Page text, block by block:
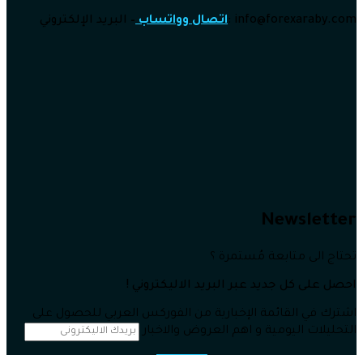
اتصال وواتساب– البريد الإلكتروني: info@forexaraby.com
Newsletter
تحتاج الى متابعة مُستمرة ؟
احصل على كل جديد عبر البريد الاليكتروني !
اشترك في القائمة الإخبارية من الفوركس العربي للحصول على
التحليلات اليومية و اهم العروض والاخبار